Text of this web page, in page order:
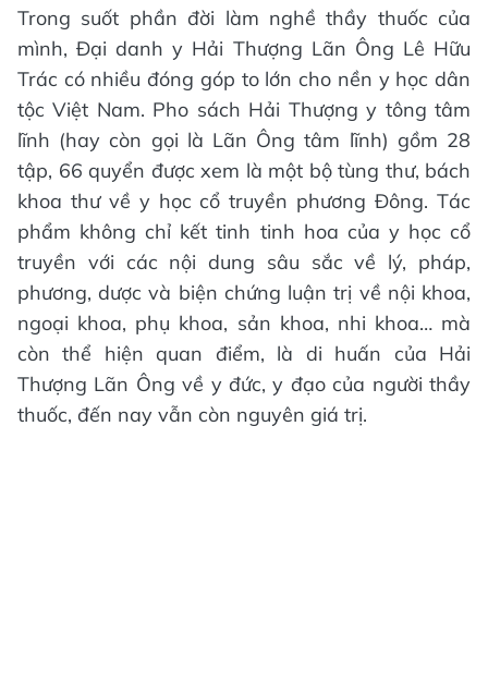
Trong suốt phần đời làm nghề thầy thuốc của
mình, Đại danh y Hải Thượng Lãn Ông Lê Hữu
Trác có nhiều đóng góp to lớn cho nền y học dân
tộc Việt Nam. Pho sách Hải Thượng y tông tâm
lĩnh (hay còn gọi là Lãn Ông tâm lĩnh) gồm 28
tập, 66 quyển được xem là một bộ tùng thư, bách
khoa thư về y học cổ truyền phương Đông. Tác
phẩm không chỉ kết tinh tinh hoa của y học cổ
truyền với các nội dung sâu sắc về lý, pháp,
phương, dược và biện chứng luận trị về nội khoa,
ngoại khoa, phụ khoa, sản khoa, nhi khoa… mà
còn thể hiện quan điểm, là di huấn của Hải
Thượng Lãn Ông về y đức, y đạo của người thầy
thuốc, đến nay vẫn còn nguyên giá trị.